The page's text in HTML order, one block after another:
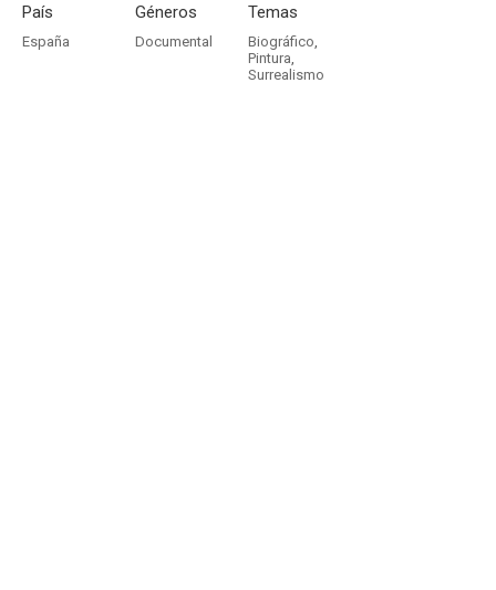
País
España
Géneros
Documental
Temas
Biográfico,
Pintura,
Surrealismo